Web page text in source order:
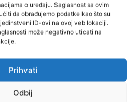
o uređaju. Saglasnost sa ovim
da obrađujemo podatke kao što su
ID-ovi na ovoj veb lokaciji.
može negativno uticati na
Prihvati
Odbij